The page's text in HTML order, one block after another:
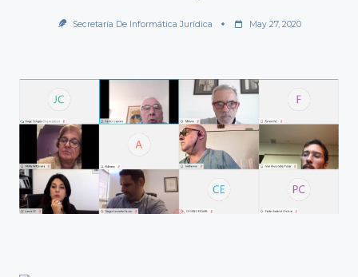
Secretaría De Informática Jurídica May 27, 2020